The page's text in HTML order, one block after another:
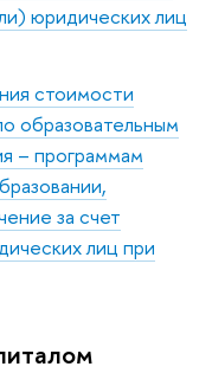
юридических лиц
стоимости
образовательным
– программам
за счет
лиц при